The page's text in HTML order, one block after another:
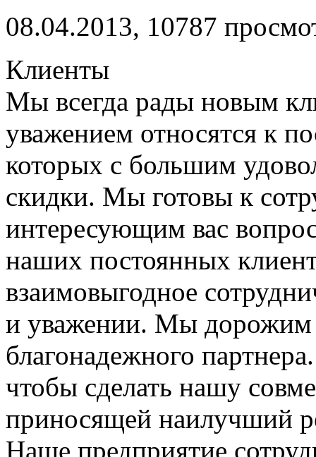
08.04.2013, 10787
Клиенты
Мы всегда рады новым
уважением относятся к
которых с большим
скидки. Мы готовы к
интересующим вас
наших постоянных
взаимовыгодное
и уважении. Мы дорожим
благонадежного
чтобы сделать нашу
приносящей наилучший
Наше предприятие